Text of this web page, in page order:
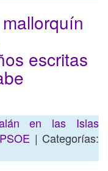
escritas
en las Islas
PSOE | Categorías: